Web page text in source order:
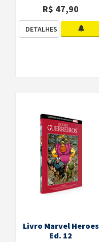
R$ 47,90
DETALHES
Livro Marvel Heroes
Ed. 12